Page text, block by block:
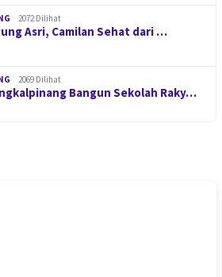
2072 Dilihat
Asri, Camilan Sehat dari …
2069 Dilihat
Bangun Sekolah Raky…